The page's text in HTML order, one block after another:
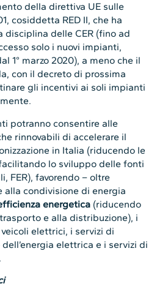
della direttiva UE sulle
cosiddetta RED II, che ha
delle CER (fino ad
solo i nuovi impianti,
1° marzo 2020), a meno che il
con il decreto di prossima
gli incentivi ai soli impianti
potranno consentire alle
rinnovabili di accelerare il
in Italia (riducendo le
lo sviluppo delle fonti
FER), favorendo – oltre
alla condivisione di energia
energetica (riducendo
e alla distribuzione), i
elettrici, i servizi di
elettrica e i servizi di